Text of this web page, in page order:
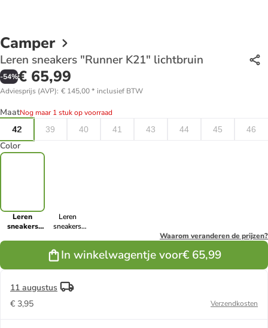
Camper
Leren sneakers "Runner K21" lichtbruin
-54%€ 65,99
Adviesprijs (AVP): € 145,00* inclusief BTW
MaatNog maar 1 stuk op voorraad
42
39 40 41 43 44 45 46
Color
Leren
sneakers
Leren
sneakers
Waarom veranderen de prijzen?
In winkelwagentje voor€ 65,99
11 augustus
€ 3,95
Verzendkosten